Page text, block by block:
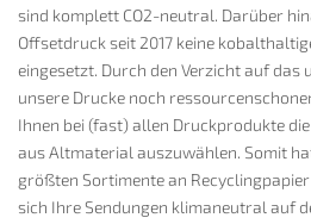
sind komplett CO2-neutral. Darüber
Offsetdruck seit 2017 keine
eingesetzt. Durch den Verzicht auf
unsere Drucke noch
Ihnen bei (fast) allen Druckprodukte
aus Altmaterial auszuwählen. Somit
größten Sortimente an
sich Ihre Sendungen klimaneutral auf